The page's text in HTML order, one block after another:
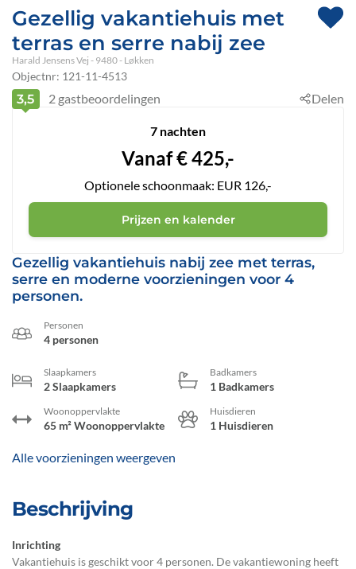
Gezellig vakantiehuis met
terras en serre nabij zee
Harald Jensens Vej - 9480 - Løkken
Objectnr: 121-11-4513
Gezellig vakantiehuis nabij zee met terras,
serre en moderne voorzieningen voor 4
personen.
Personen
4 personen
Slaapkamers
2 Slaapkamers
Badkamers
1 Badkamers
Woonoppervlakte
65 m² Woonoppervlakte
Huisdieren
1 Huisdieren
Alle voorzieningen weergeven
Beschrijving
Inrichting
Vakantiehuis is geschikt voor 4 personen. De vakantiewoning heeft
3,5 2gastbeoordelingen Delen
7 nachten
Vanaf€425,-
Optionele schoonmaak: EUR 126,-
Prijzen en kalender